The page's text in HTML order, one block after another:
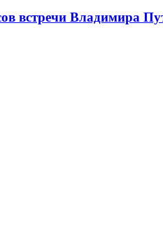
встречи Владимира